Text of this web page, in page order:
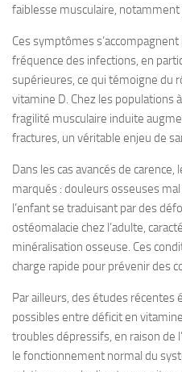
faiblesse musculaire, notamment
Ces symptômes
fréquence des infections, en
supérieures, ce qui témoigne du
vitamine D. Chez les populations
fragilité musculaire induite
fractures, un véritable enjeu de
Dans les cas avancés de
marqués : douleurs osseuses
l’enfant se traduisant par des
ostéomalacie chez l’adulte,
minéralisation osseuse. Ces
charge rapide pour prévenir des
Par ailleurs, des études
possibles entre déficit en
troubles dépressifs, en raison de
le fonctionnement normal du